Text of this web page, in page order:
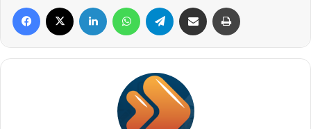
Facebook Linkedin WhatsAppTelegram Compartilhar via e-mail